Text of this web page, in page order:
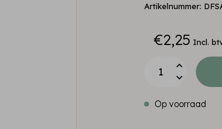
Artikelnummer:
€2,25 Incl.
Op voorraad